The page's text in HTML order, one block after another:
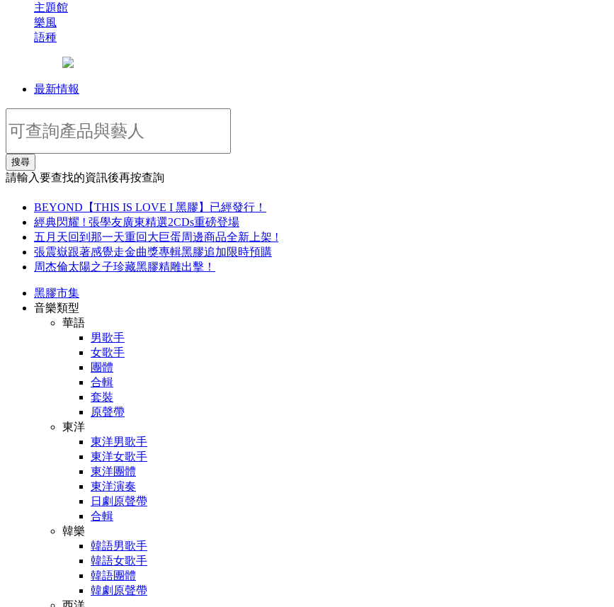
主題館
樂風
語種
最新情報
搜尋
請輸入要查找的資訊後再按查詢
BEYOND【THIS IS LOVE I 黑膠】已經發行！
經典閃耀 ! 張學友廣東精選2CDs重磅登場
五月天回到那一天重回大巨蛋周邊商品全新上架 !
張震嶽跟著感覺走金曲獎專輯黑膠追加限時預購
周杰倫太陽之子珍藏黑膠精雕出擊！
黑膠市集
音樂類型
華語
男歌手
女歌手
團體
合輯
套裝
原聲帶
東洋
東洋男歌手
東洋女歌手
東洋團體
東洋演奏
日劇原聲帶
合輯
韓樂
韓語男歌手
韓語女歌手
韓語團體
韓劇原聲帶